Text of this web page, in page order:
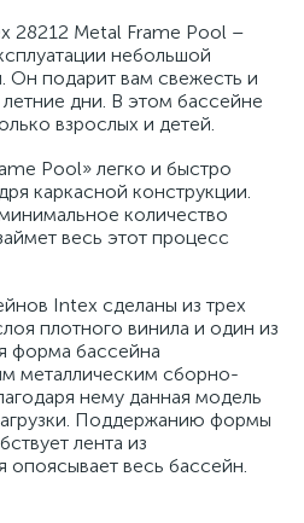
28212 Metal Frame Pool –
небольшой
Он подарит вам свежесть и
дни. В этом бассейне
взрослых и детей.
Pool» легко и быстро
каркасной конструкции.
количество
весь этот процесс
Intex сделаны из трех
плотного винила и один из
форма бассейна
металлическим сборно-
нему данная модель
Поддержанию формы
лента из
опоясывает весь бассейн.